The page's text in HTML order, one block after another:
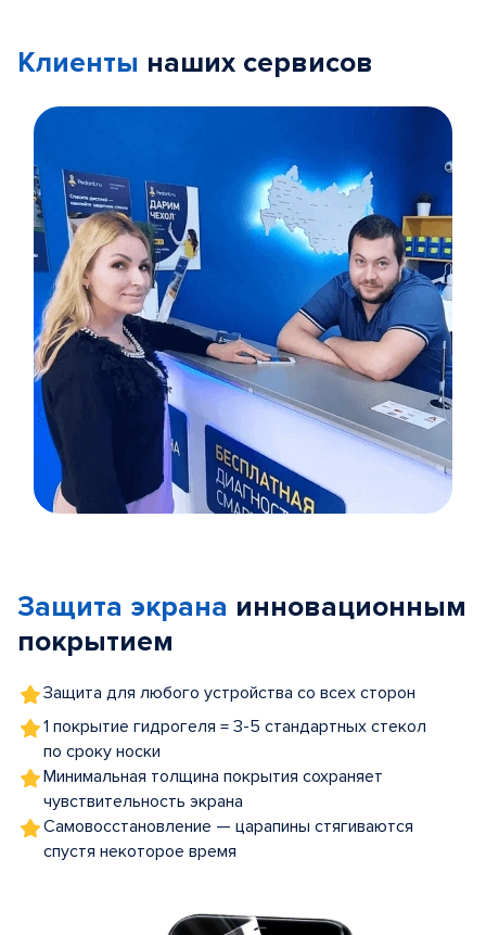
Клиенты наших сервисов
5
Защита экрана инновационным
покрытием
Защита для любого устройства со всех сторон
1 покрытие гидрогеля = 3-5 стандартных стекол
по сроку носки
Минимальная толщина покрытия сохраняет
чувствительность экрана
Самовосстановление — царапины стягиваются
спустя некоторое время